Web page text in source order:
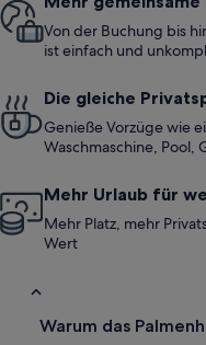
Von der Buchung bis
ist einfach und
Die gleiche
Genieße Vorzüge wie
Waschmaschine, Pool,
Mehr Urlaub für
Mehr Platz, mehr
Wert
Warum das